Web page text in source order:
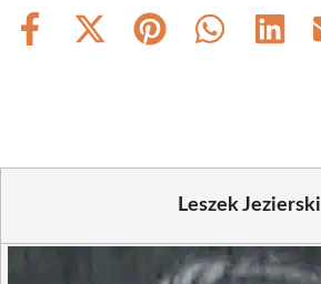
Share
Share
Share
Share
Share
Leszek Jezierski